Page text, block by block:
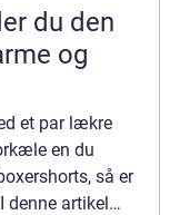
du den
og
et par lækre
en du
så er
denne artikel